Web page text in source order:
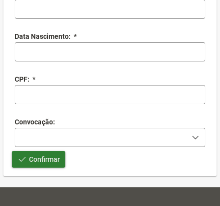
Data Nascimento: *
CPF: *
Convocação:
Confirmar